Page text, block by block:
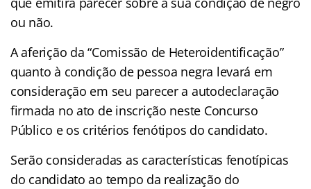
ou não.
A aferição da “Comissão de Heteroidentificação”
quanto à condição de pessoa negra levará em
consideração em seu parecer a autodeclaração
firmada no ato de inscrição neste Concurso
Público e os critérios fenótipos do candidato.
Serão consideradas as características fenotípicas
do candidato ao tempo da realização do